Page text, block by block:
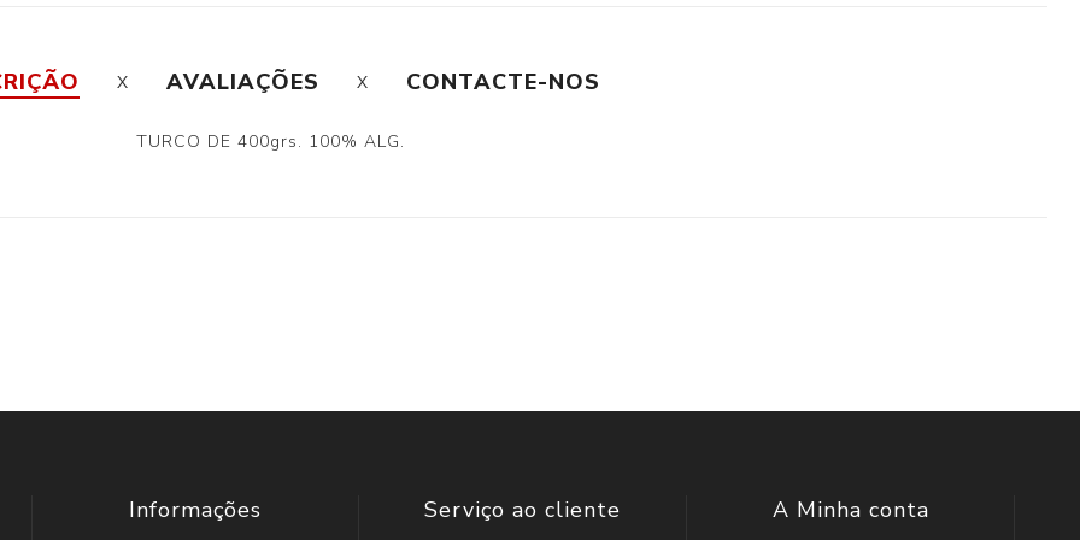
AVALIAÇÕES CONTACTE-NOS
TURCO DE 400grs. 100% ALG.
Informações Serviço ao cliente A Minha conta